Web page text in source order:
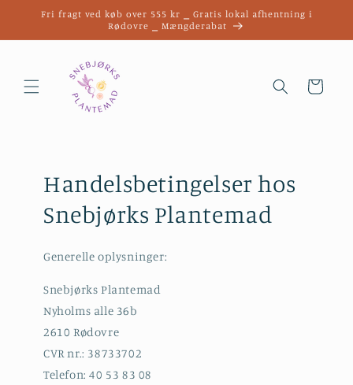
Gå tilFri fragt ved køb over 555 kr ⎯ Gratis lokal afhentning i
Rødovre ⎯ Mængderabat
Indkøbskurv
Handelsbetingelser hos
Snebjørks Plantemad
Generelle oplysninger:
Snebjørks Plantemad
Nyholms alle 36b
2610 Rødovre
CVR nr.: 38733702
Telefon: 40 53 83 08